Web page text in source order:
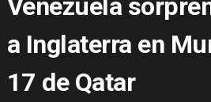
Venezuela
a Inglaterra en
17 de Qatar